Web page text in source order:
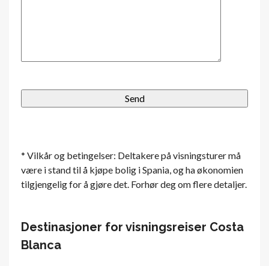
* Vilkår og betingelser: Deltakere på visningsturer må
være i stand til å kjøpe bolig i Spania, og ha økonomien
tilgjengelig for å gjøre det. Forhør deg om flere detaljer.
Destinasjoner for visningsreiser Costa
Blanca